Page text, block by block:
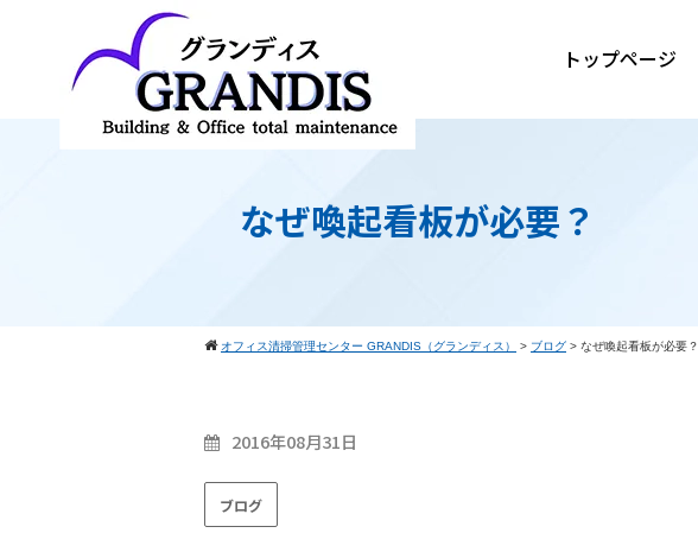
トップページ
なぜ喚起看板が必要？
オフィス清掃管理センター GRANDIS（グランディス） > ブログ > なぜ喚起看板が必要？
2016年08月31日
ブログ